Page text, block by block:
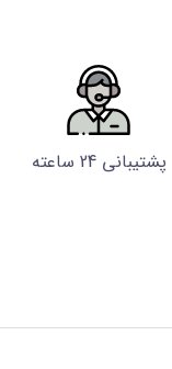
پشتیبانی 24 ساعته